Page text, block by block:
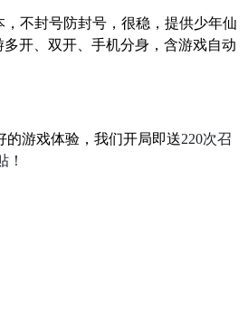
不封号防封号，很稳，提供少年仙
开、双开、手机分身，含游戏自动
的游戏体验，我们开局即送220次召
！